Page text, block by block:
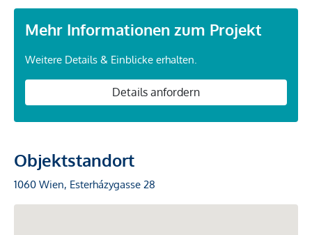
Mehr Informationen zum Projekt
Weitere Details & Einblicke erhalten.
Details anfordern
Objektstandort
1060 Wien, Esterházygasse 28